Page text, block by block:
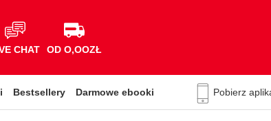
CHAT OD O,OOZŁ
Bestsellery Darmowe ebooki Pobierz